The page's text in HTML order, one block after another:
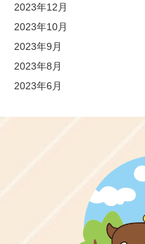
2023年12月
2023年10月
2023年9月
2023年8月
2023年6月